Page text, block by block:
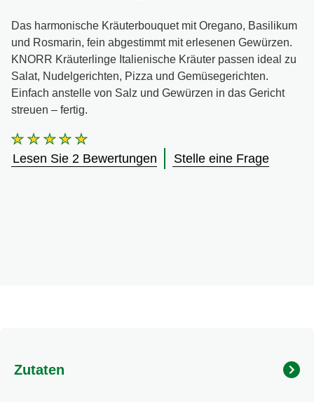
Das harmonische Kräuterbouquet mit Oregano, Basilikum
und Rosmarin, fein abgestimmt mit erlesenen Gewürzen.
KNORR Kräuterlinge Italienische Kräuter passen ideal zu
Salat, Nudelgerichten, Pizza und Gemüsegerichten.
Einfach anstelle von Salz und Gewürzen in das Gericht
streuen – fertig.
Die
durchschnittliche
Bewertung
2
Lesen Sie 2 Bewertungen Stelle eine Frage
Zutaten